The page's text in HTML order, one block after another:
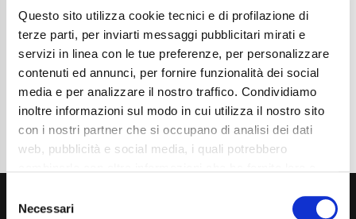
Questo sito utilizza cookie tecnici e di profilazione di
terze parti, per inviarti messaggi pubblicitari mirati e
servizi in linea con le tue preferenze, per personalizzare
contenuti ed annunci, per fornire funzionalità dei social
media e per analizzare il nostro traffico. Condividiamo
inoltre informazioni sul modo in cui utilizza il nostro sito
con i nostri partner che si occupano di analisi dei dati
web, pubblicità e social media, i quali potrebbero
mera chiusura del banner non comporta l’accettazione
Selection
Necessari
Automatico
Normativa Euro
Euro 6d
Dettaglio